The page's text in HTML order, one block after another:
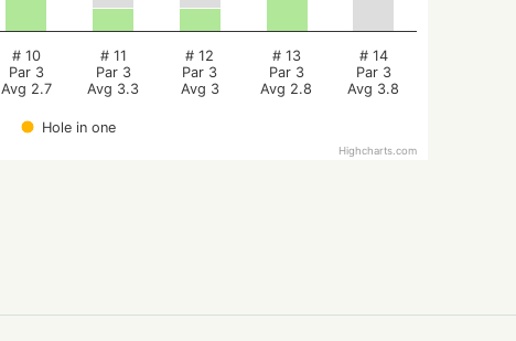
Hole in one
# 10
Par 3
Avg 2.7
# 11
Par 3
Avg 3.3
# 12
Par 3
Avg 3
# 13
Par 3
Avg 2.8
# 14
Par 3
Avg 3.8
Highcharts.com